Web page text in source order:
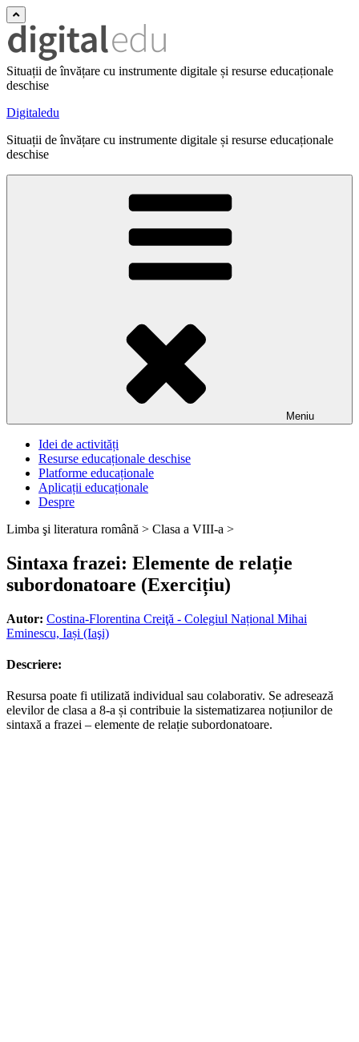
Situații de învățare cu instrumente digitale și resurse educaționale
deschise
Digitaledu
Situații de învățare cu instrumente digitale și resurse educaționale
deschise
Meniu
Idei de activități
Resurse educaționale deschise
Platforme educaționale
Aplicații educaționale
Despre
Limba şi literatura română > Clasa a VIII-a >
Sintaxa frazei: Elemente de relație
subordonatoare (Exercițiu)
Autor: Costina-Florentina Creiţă - Colegiul Național Mihai
Eminescu, Iași (Iaşi)
Descriere:
Resursa poate fi utilizată individual sau colaborativ. Se adresează
elevilor de clasa a 8-a și contribuie la sistematizarea noțiunilor de
sintaxă a frazei – elemente de relație subordonatoare.